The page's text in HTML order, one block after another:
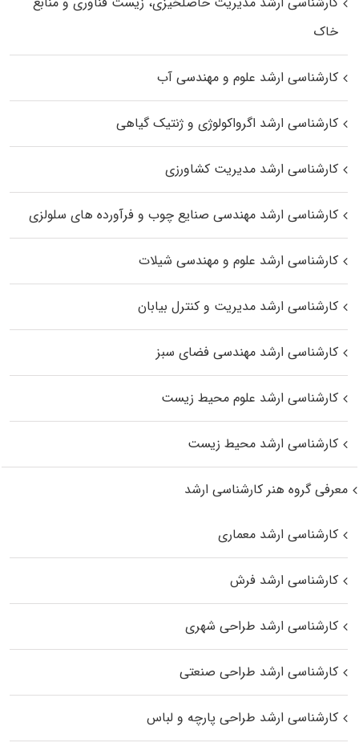
خاک
کارشناسی ارشد علوم و مهندسی آب
کارشناسی ارشد اگرواکولوژی و ژنتیک گیاهی
کارشناسی ارشد مدیریت کشاورزی
کارشناسی ارشد مهندسی صنایع چوب و فرآورده‌ های سلولزی
کارشناسی ارشد علوم و مهندسی شیلات
کارشناسی ارشد مدیریت و کنترل بیابان
کارشناسی ارشد مهندسی فضای سبز
کارشناسی ارشد علوم محیط‌ زیست
کارشناسی ارشد محیط زیست
معرفی گروه هنر کارشناسی ارشد
کارشناسی ارشد معماری
کارشناسی ارشد فرش
کارشناسی ارشد طراحی شهری
کارشناسی ارشد طراحی صنعتی
کارشناسی ارشد طراحی پارچه و لباس